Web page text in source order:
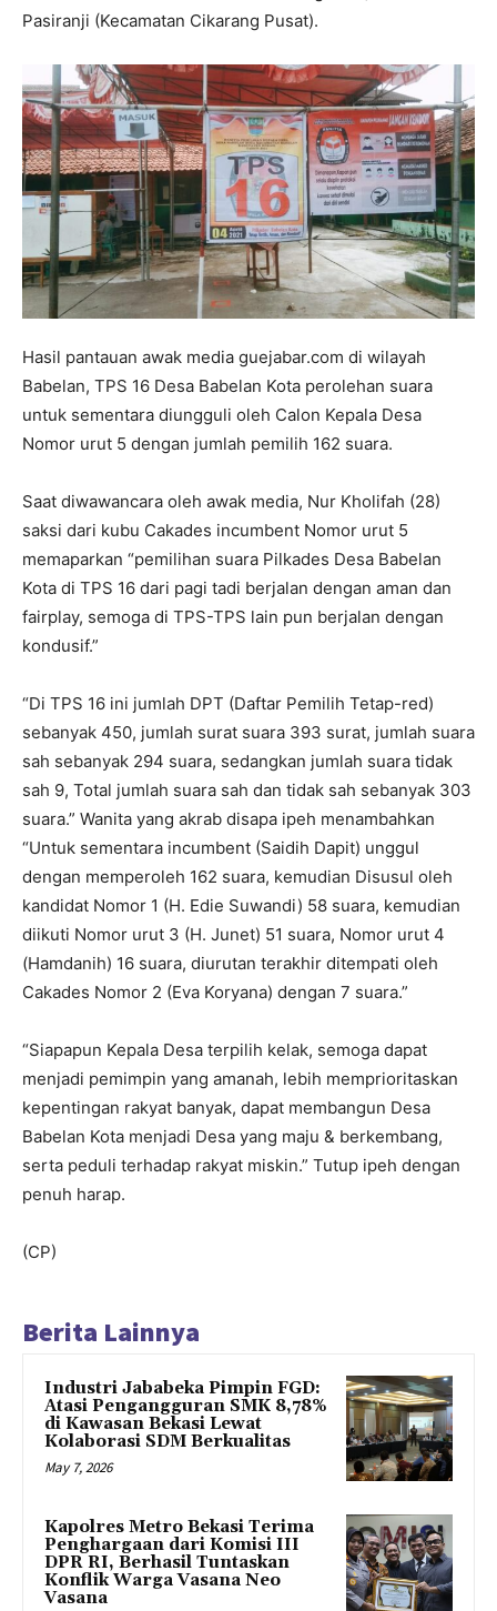
Pasiranji (Kecamatan Cikarang Pusat).
Hasil pantauan awak media guejabar.com di wilayah
Babelan, TPS 16 Desa Babelan Kota perolehan suara
untuk sementara diungguli oleh Calon Kepala Desa
Nomor urut 5 dengan jumlah pemilih 162 suara.
Saat diwawancara oleh awak media, Nur Kholifah (28)
saksi dari kubu Cakades incumbent Nomor urut 5
memaparkan “pemilihan suara Pilkades Desa Babelan
Kota di TPS 16 dari pagi tadi berjalan dengan aman dan
fairplay, semoga di TPS-TPS lain pun berjalan dengan
kondusif.”
“Di TPS 16 ini jumlah DPT (Daftar Pemilih Tetap-red)
sebanyak 450, jumlah surat suara 393 surat, jumlah suara
sah sebanyak 294 suara, sedangkan jumlah suara tidak
sah 9, Total jumlah suara sah dan tidak sah sebanyak 303
suara.” Wanita yang akrab disapa ipeh menambahkan
“Untuk sementara incumbent (Saidih Dapit) unggul
dengan memperoleh 162 suara, kemudian Disusul oleh
kandidat Nomor 1 (H. Edie Suwandi) 58 suara, kemudian
diikuti Nomor urut 3 (H. Junet) 51 suara, Nomor urut 4
(Hamdanih) 16 suara, diurutan terakhir ditempati oleh
Cakades Nomor 2 (Eva Koryana) dengan 7 suara.”
“Siapapun Kepala Desa terpilih kelak, semoga dapat
menjadi pemimpin yang amanah, lebih memprioritaskan
kepentingan rakyat banyak, dapat membangun Desa
Babelan Kota menjadi Desa yang maju & berkembang,
serta peduli terhadap rakyat miskin.” Tutup ipeh dengan
penuh harap.
(CP)
Berita Lainnya
Industri Jababeka Pimpin FGD:
Atasi Pengangguran SMK 8,78%
di Kawasan Bekasi Lewat
Kolaborasi SDM Berkualitas
May 7, 2026
Kapolres Metro Bekasi Terima
Penghargaan dari Komisi III
DPR RI, Berhasil Tuntaskan
Konflik Warga Vasana Neo
Vasana